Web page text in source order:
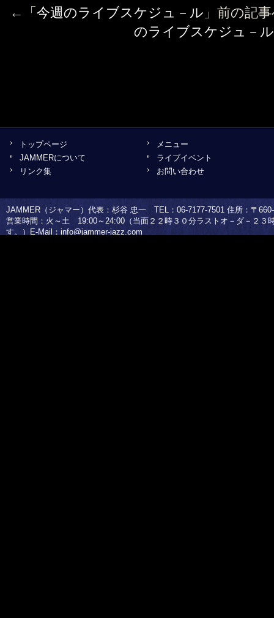
←「 今週のライブスケジュ－ル 」前の
のライブスケジュ－ル
トップページ
JAMMERについて
リンク集
メニュー
ライブイベント
お問い合わせ
JAMMER（ジャマー）代表：杉谷 忠一 TEL：06-7177-7501 住所：〒
営業時間：火～土 19:00～24:00（当面２２時３０分ラストオ－ダ－２
す。）E-Mail： info@jammer-jazz.com